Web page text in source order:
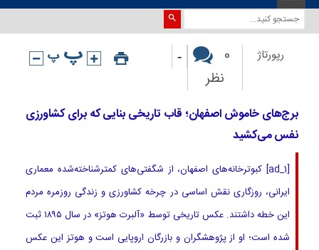
رپورتاژ
0
نظر
-
برج‌های خاموش اصفهان؛ قاب تاریخی بنایی که برای کشاورزی
نفس می‌کشید
[ad_1] کبوترخانه‌های اصفهان، از شگفتی‌های کمترشناخته‌شده معماری
ایرانی، روزگاری نقش اساسی در چرخه کشاورزی و زندگی روزمره مردم
این خطه داشتند. عکس تاریخی توسط «آلبرت هوتز» در سال ۱۸۹۵ ثبت
شده است؛ او از پژوهشگران و بازرگان اروپایی است و هوتز این عکس